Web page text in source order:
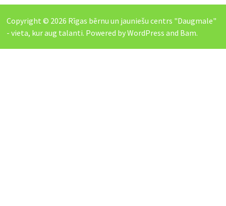
Copyright © 2026 Rīgas bērnu un jauniešu centrs "Daugmale"
- vieta, kur aug talanti. Powered byWordPress and Bam.